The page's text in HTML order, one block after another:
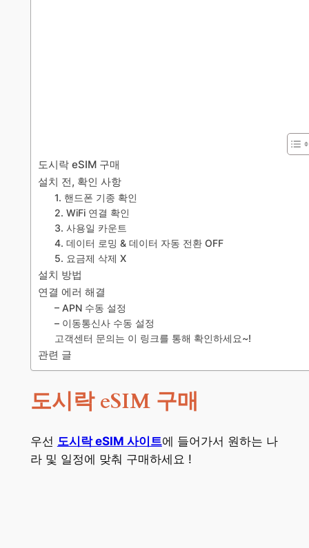
도시락 eSIM 구매
설치 전, 확인 사항
1. 핸드폰 기종 확인
2. WiFi 연결 확인
3. 사용일 카운트
4. 데이터 로밍 & 데이터 자동 전환 OFF
5. 요금제 삭제 X
설치 방법
연결 에러 해결
– APN 수동 설정
– 이동통신사 수동 설정
고객센터 문의는 이 링크를 통해 확인하세요~!
관련 글
도시락 eSIM 구매
우선 도시락 eSIM 사이트에 들어가서 원하는 나
라 및 일정에 맞춰 구매하세요 !